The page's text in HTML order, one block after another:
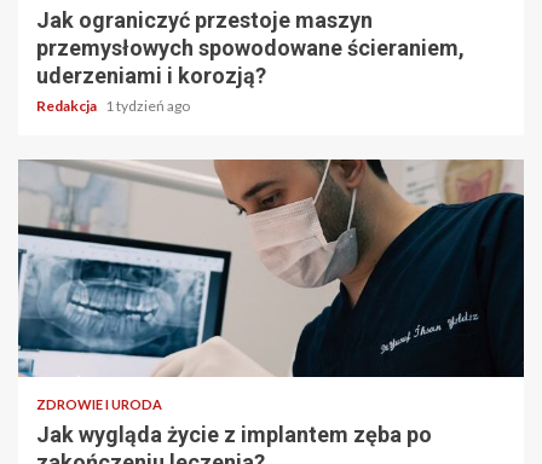
Jak ograniczyć przestoje maszyn
przemysłowych spowodowane ścieraniem,
uderzeniami i korozją?
Redakcja 1 tydzień ago
ZDROWIE I URODA
Jak wygląda życie z implantem zęba po